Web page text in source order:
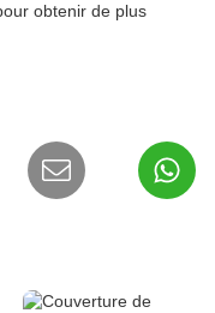
obtenir de plus